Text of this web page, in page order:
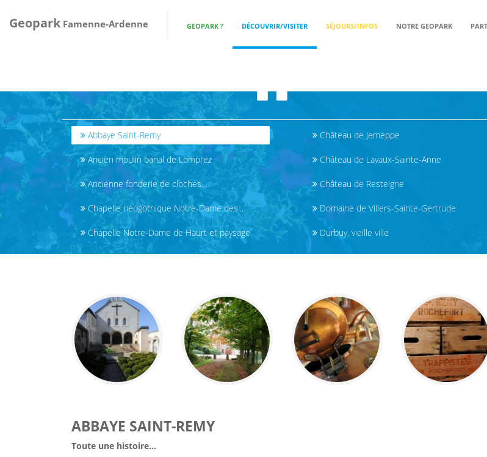
Geopark Famenne-Ardenne GEOPARK ? DÉCOUVRIR/VISITER SÉJOURS/INFOS NOTRE GEOPARK
Abbaye Saint-Remy
Ancien moulin banal de Lomprez
Ancienne fonderie de cloches...
Chapelle néogothique Notre-Dame des...
Chapelle Notre-Dame de Haurt et paysage
Château de Jemeppe
Château de Lavaux-Sainte-Anne
Château de Resteigne
Domaine de Villers-Sainte-Gertrude
Durbuy, vieille ville
ABBAYE SAINT-REMY
Toute une histoire...